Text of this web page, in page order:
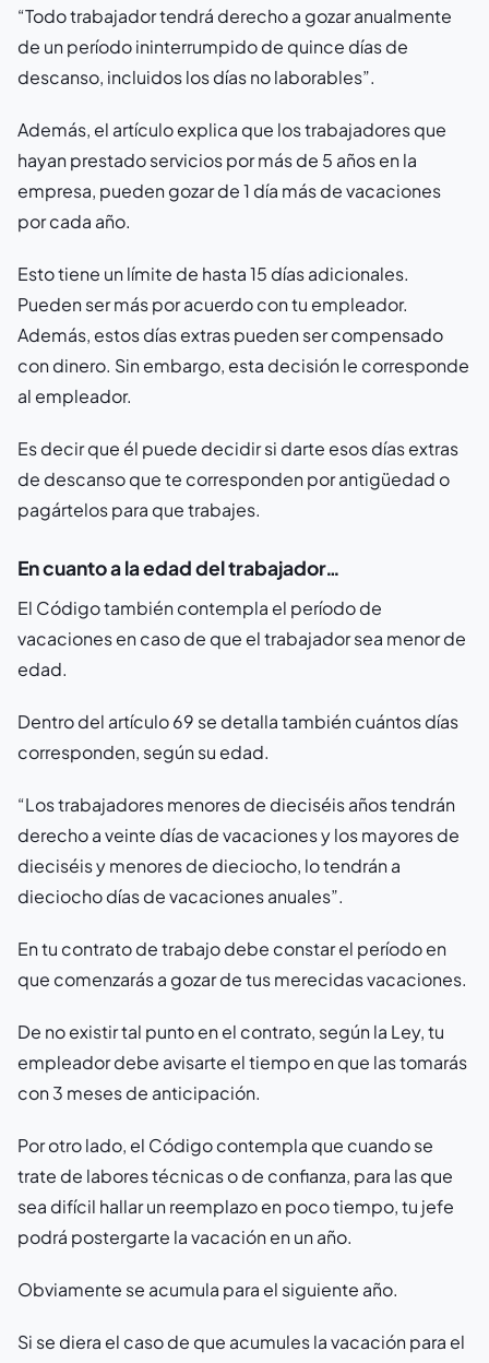
“Todo trabajador tendrá derecho a gozar anualmente
de un período ininterrumpido de quince días de
descanso, incluidos los días no laborables”.
Además, el artículo explica que los trabajadores que
hayan prestado servicios por más de 5 años en la
empresa, pueden gozar de 1 día más de vacaciones
por cada año.
Esto tiene un límite de hasta 15 días adicionales.
Pueden ser más por acuerdo con tu empleador.
Además, estos días extras pueden ser compensado
con dinero. Sin embargo, esta decisión le corresponde
al empleador.
Es decir que él puede decidir si darte esos días extras
de descanso que te corresponden por antigüedad o
pagártelos para que trabajes.
En cuanto a la edad del trabajador…
El Código también contempla el período de
vacaciones en caso de que el trabajador sea menor de
edad.
Dentro del artículo 69 se detalla también cuántos días
corresponden, según su edad.
“Los trabajadores menores de dieciséis años tendrán
derecho a veinte días de vacaciones y los mayores de
dieciséis y menores de dieciocho, lo tendrán a
dieciocho días de vacaciones anuales”.
En tu contrato de trabajo debe constar el período en
que comenzarás a gozar de tus merecidas vacaciones.
De no existir tal punto en el contrato, según la Ley, tu
empleador debe avisarte el tiempo en que las tomarás
con 3 meses de anticipación.
Por otro lado, el Código contempla que cuando se
trate de labores técnicas o de confianza, para las que
sea difícil hallar un reemplazo en poco tiempo, tu jefe
podrá postergarte la vacación en un año.
Obviamente se acumula para el siguiente año.
Si se diera el caso de que acumules la vacación para el